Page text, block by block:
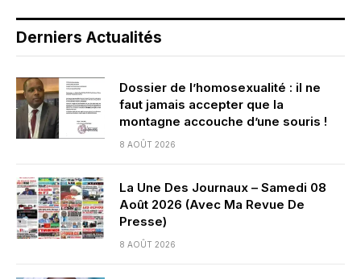
Derniers Actualités
Dossier de l’homosexualité : il ne
faut jamais accepter que la
montagne accouche d’une souris !
8 AOÛT 2026
La Une Des Journaux – Samedi 08
Août 2026 (Avec Ma Revue De
Presse)
8 AOÛT 2026